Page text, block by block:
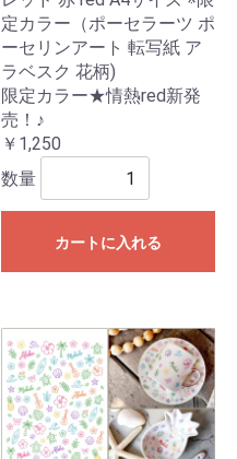
定カラー（ポーセラーツ ポ
ーセリンアート 転写紙 ア
ラベスク 花柄)
限定カラー★情熱red新発
売！♪
￥1,250
数量
カートに入れる